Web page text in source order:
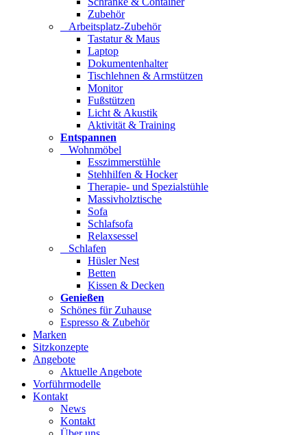
Zubehör
Arbeitsplatz-Zubehör
Tastatur & Maus
Laptop
Dokumentenhalter
Tischlehnen & Armstützen
Monitor
Fußstützen
Licht & Akustik
Aktivität & Training
Entspannen
Wohnmöbel
Esszimmerstühle
Stehhilfen & Hocker
Therapie- und Spezialstühle
Massivholztische
Sofa
Schlafsofa
Relaxsessel
Schlafen
Hüsler Nest
Betten
Kissen & Decken
Genießen
Schönes für Zuhause
Espresso & Zubehör
Marken
Sitzkonzepte
Angebote
Aktuelle Angebote
Vorführmodelle
Kontakt
News
Kontakt